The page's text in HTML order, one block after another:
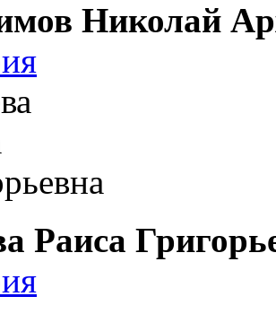
Николай
Раиса